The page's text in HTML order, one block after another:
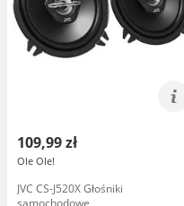
109,99 zł
Ole Ole!
JVC CS-J520X Głośniki
samochodowe